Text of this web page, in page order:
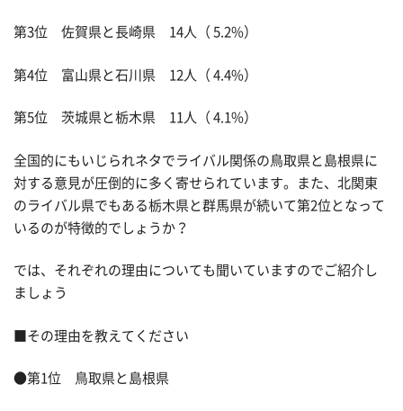
第3位 佐賀県と長崎県 14人（ 5.2%）
第4位 富山県と石川県 12人（ 4.4%）
第5位 茨城県と栃木県 11人（ 4.1%）
全国的にもいじられネタでライバル関係の鳥取県と島根県に
対する意見が圧倒的に多く寄せられています。また、北関東
のライバル県でもある栃木県と群馬県が続いて第2位となって
いるのが特徴的でしょうか？
では、それぞれの理由についても聞いていますのでご紹介し
ましょう
■その理由を教えてください
●第1位 鳥取県と島根県